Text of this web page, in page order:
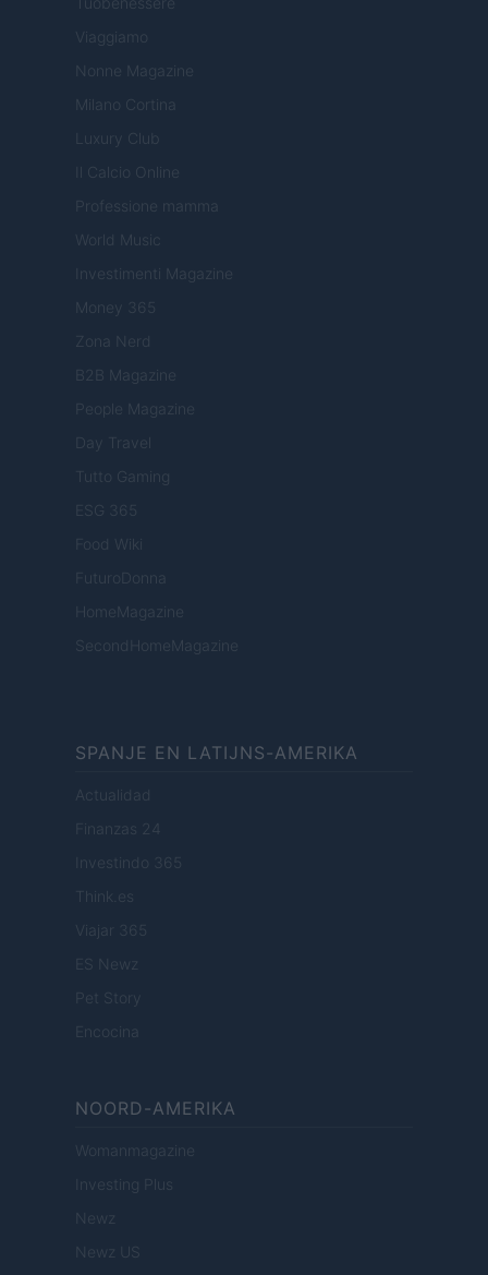
Viaggiamo
Nonne Magazine
Milano Cortina
Luxury Club
Il Calcio Online
Professione mamma
World Music
Investimenti Magazine
Money 365
Zona Nerd
B2B Magazine
People Magazine
Day Travel
Tutto Gaming
ESG 365
Food Wiki
FuturoDonna
HomeMagazine
SecondHomeMagazine
SPANJE EN LATIJNS-AMERIKA
Actualidad
Finanzas 24
Investindo 365
Think.es
Viajar 365
ES Newz
Pet Story
Encocina
NOORD-AMERIKA
Womanmagazine
Investing Plus
Newz
Newz US